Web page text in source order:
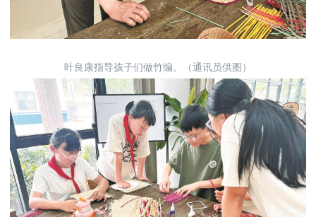
叶良康指导孩子们做竹编。（通讯员供图）